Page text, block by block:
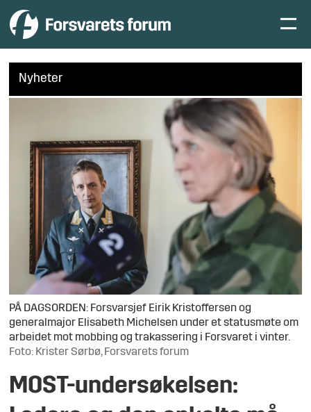
Nyheter
PÅ DAGSORDEN: Forsvarsjef Eirik Kristoffersen og
generalmajor Elisabeth Michelsen under et statusmøte om
arbeidet mot mobbing og trakassering i Forsvaret i vinter.
Foto: Krister Sørbø, Forsvarets forum
MOST-undersøkelsen: